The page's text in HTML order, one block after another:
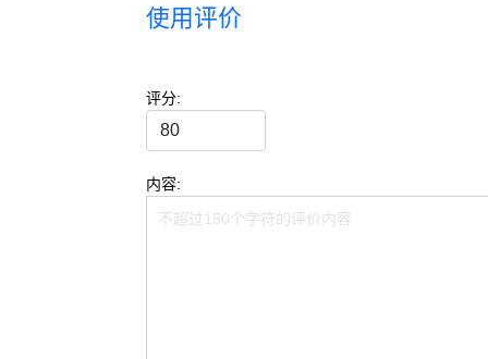
使用评价
评分:
内容: